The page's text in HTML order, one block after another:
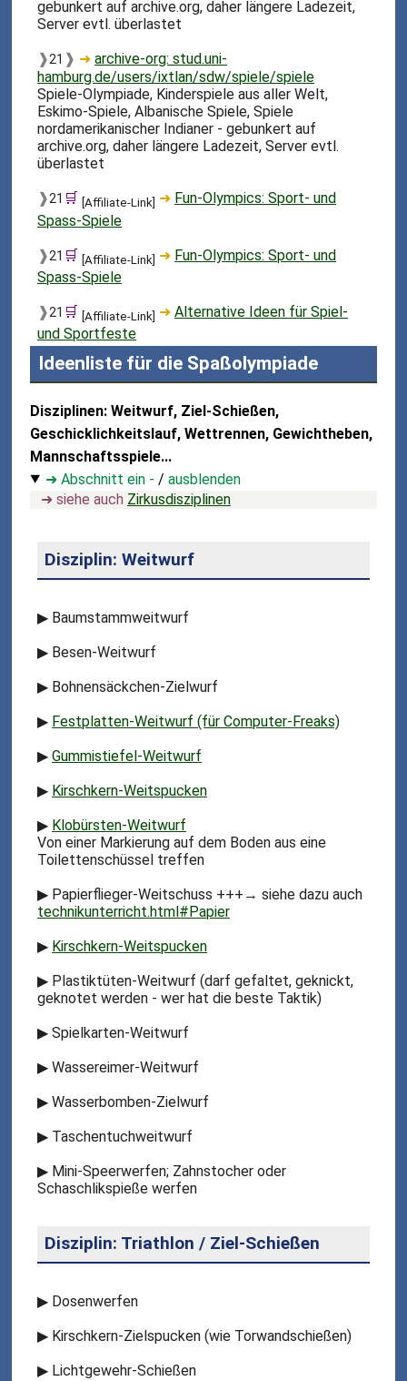
gebunkert auf archive.org, daher längere Ladezeit,
Server evtl. überlastet
❱21 ❱ ➜archive-org: stud.uni-
hamburg.de/users/ixtlan/sdw/spiele/spiele
Spiele-Olympiade, Kinderspiele aus aller Welt,
Eskimo-Spiele, Albanische Spiele, Spiele
nordamerikanischer Indianer - gebunkert auf
archive.org, daher längere Ladezeit, Server evtl.
überlastet
❱21 🛒 [Affiliate-Link] ➜ Fun-Olympics: Sport- und
Spass-Spiele
❱21 🛒 [Affiliate-Link] ➜ Fun-Olympics: Sport- und
Spass-Spiele
❱21 🛒 [Affiliate-Link] ➜Alternative Ideen für Spiel-
und Sportfeste
Ideenliste für die Spaßolympiade
Disziplinen: Weitwurf, Ziel-Schießen,
Geschicklichkeitslauf, Wettrennen, Gewichtheben,
Mannschaftsspiele...
➜ Abschnitt ein - /ausblenden
➜ siehe auch Zirkusdisziplinen
Disziplin: Weitwurf
▶ Baumstammweitwurf
▶ Besen-Weitwurf
▶ Bohnensäckchen-Zielwurf
▶ Festplatten-Weitwurf (für Computer-Freaks)
▶ Gummistiefel-Weitwurf
▶ Kirschkern-Weitspucken
▶ Klobürsten-Weitwurf
Von einer Markierung auf dem Boden aus eine
Toilettenschüssel treffen
▶ Papierflieger-Weitschuss +++→ siehe dazu auch
technikunterricht.html#Papier
▶ Kirschkern-Weitspucken
▶ Plastiktüten-Weitwurf (darf gefaltet, geknickt,
geknotet werden - wer hat die beste Taktik)
▶ Spielkarten-Weitwurf
▶ Wassereimer-Weitwurf
▶ Wasserbomben-Zielwurf
▶ Taschentuchweitwurf
▶ Mini-Speerwerfen; Zahnstocher oder
Schaschlikspieße werfen
Disziplin: Triathlon / Ziel-Schießen
▶ Dosenwerfen
▶ Kirschkern-Zielspucken (wie Torwandschießen)
▶ Lichtgewehr-Schießen